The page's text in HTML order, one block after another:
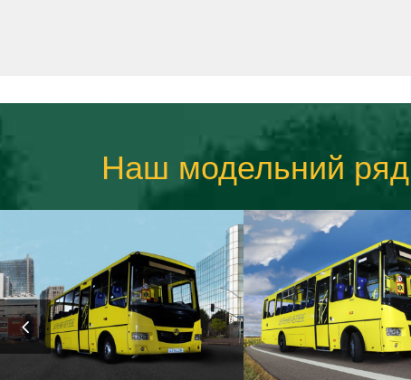
Наш модельний ряд